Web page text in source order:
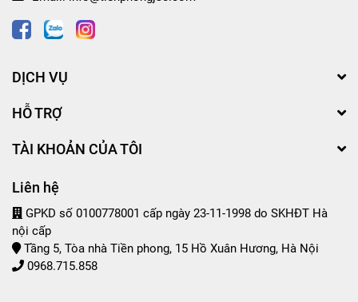
DỊCH VỤ
HỖ TRỢ
TÀI KHOẢN CỦA TÔI
Liên hệ
GPKD số 0100778001 cấp ngày 23-11-1998 do SKHĐT Hà
nội cấp
Tầng 5, Tòa nhà Tiền phong, 15 Hồ Xuân Hương, Hà Nội
0968.715.858